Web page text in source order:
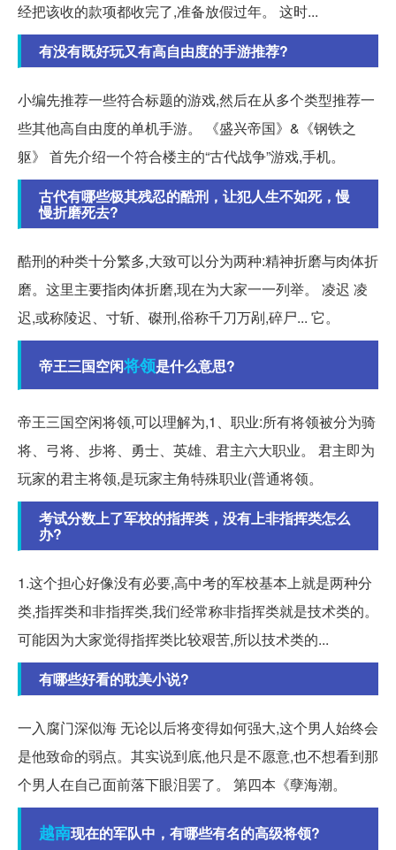
经把该收的款项都收完了,准备放假过年。 这时...
有没有既好玩又有高自由度的手游推荐?
小编先推荐一些符合标题的游戏,然后在从多个类型推荐一
些其他高自由度的单机手游。 《盛兴帝国》&《钢铁之
躯》 首先介绍一个符合楼主的“古代战争”游戏,手机。
古代有哪些极其残忍的酷刑，让犯人生不如死，慢
慢折磨死去?
酷刑的种类十分繁多,大致可以分为两种:精神折磨与肉体折
磨。这里主要指肉体折磨,现在为大家一一列举。 凌迟 凌
迟,或称陵迟、寸斩、磔刑,俗称千刀万剐,碎尸... 它。
帝王三国空闲将领是什么意思?
帝王三国空闲将领,可以理解为,1、职业:所有将领被分为骑
将、弓将、步将、勇士、英雄、君主六大职业。 君主即为
玩家的君主将领,是玩家主角特殊职业(普通将领。
考试分数上了军校的指挥类，没有上非指挥类怎么
办?
1.这个担心好像没有必要,高中考的军校基本上就是两种分
类,指挥类和非指挥类,我们经常称非指挥类就是技术类的。
可能因为大家觉得指挥类比较艰苦,所以技术类的...
有哪些好看的耽美小说?
一入腐门深似海 无论以后将变得如何强大,这个男人始终会
是他致命的弱点。其实说到底,他只是不愿意,也不想看到那
个男人在自己面前落下眼泪罢了。 第四本《孽海潮。
越南现在的军队中，有哪些有名的高级将领?